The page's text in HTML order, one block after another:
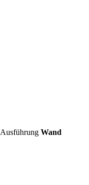
Ausführung Wand